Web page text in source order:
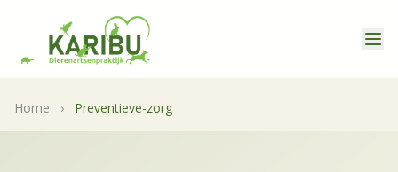
Home › Preventieve-zorg